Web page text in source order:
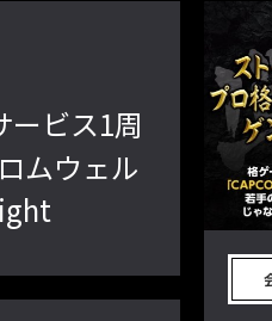
ービス1周
ムウェル
向き合い方を真剣に考
ーム久保のプロ格闘ゲ
CUP
「若さ